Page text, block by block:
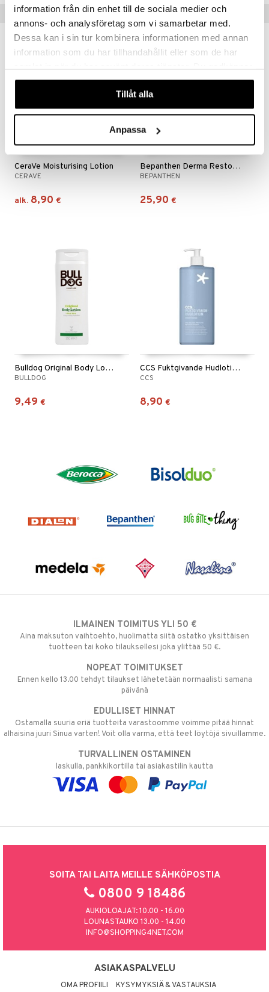
information från din enhet till de sociala medier och
annons- och analysföretag som vi samarbetar med.
Dessa kan i sin tur kombinera informationen med annan
information som du har tillhandahållit eller som de har
våra cookies vid fortsatt användande av vår webbplats.
Tillåt alla
Anpassa
Suositut tuotteet
Saatavana useana vaihtoehtona
CeraVe Moisturising Lotion
CERAVE
alk. 8,90 €
Bepanthen Derma Restoring Daily Body Lotion
BEPANTHEN
25,90 €
Bulldog Original Body Lotion
BULLDOG
9,49 €
CCS Fuktgivande Hudlotion oparfymerad
CCS
8,90 €
ILMAINEN TOIMITUS YLI 50 €
Aina maksuton vaihtoehto, huolimatta siitä ostatko yksittäisen
tuotteen tai koko tilauksellesi joka ylittää 50 €.
NOPEAT TOIMITUKSET
Ennen kello 13.00 tehdyt tilaukset lähetetään normaalisti samana
päivänä
EDULLISET HINNAT
Ostamalla suuria eriä tuotteita varastoomme voimme pitää hinnat
alhaisina juuri Sinua varten! Voit olla varma, että teet löytöjä sivuillamme.
TURVALLINEN OSTAMINEN
laskulla, pankkikortilla tai asiakastilin kautta
SOITA TAI LAITA MEILLE SÄHKÖPOSTIA
0800 9 18486
AUKIOLOAJAT: 10.00 - 16.00
LOUNASTAUKO 13.00 - 14.00
INFO@SHOPPING4NET.COM
ASIAKASPALVELU
OMA PROFIILI KYSYMYKSIÄ & VASTAUKSIA